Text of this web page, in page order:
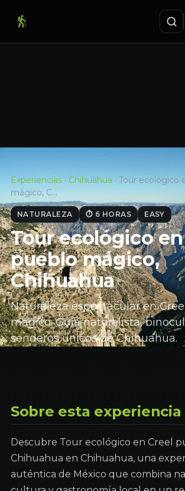
Experiencias · Chihuahua · Tour ecológico
mágico, C…
NATURALEZA ⏱ 6 HORAS EASY
Tour ecológico
pueblo mágico,
Chihuahua
Naturaleza espectacular en
mágico. Guía naturalista,
senderos únicos de Chihuahua.
Sobre esta experiencia
Descubre Tour ecológico en Creel
Chihuahua en Chihuahua, una
auténtica de México que combina